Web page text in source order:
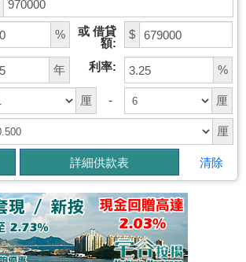
%
或 借貸
額:
$
年 利率: %
厘 - 厘
厘
清除